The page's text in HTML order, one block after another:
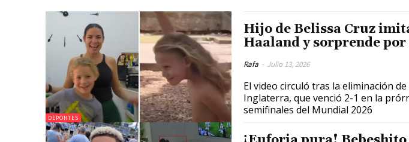
DEPORTES
Hijo de Belissa Cruz
Haaland y sorprende
Rafa - Julio 13, 2026
El video circuló tras la eliminación
Inglaterra, que venció 2-1 en la
semifinales del Mundial 2026